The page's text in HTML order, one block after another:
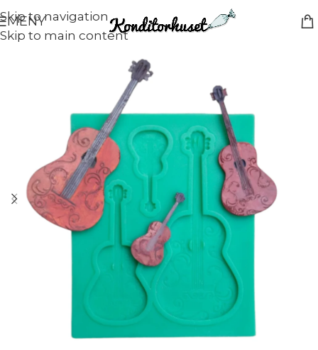
Skip to navigation
Skip to main content
MENY